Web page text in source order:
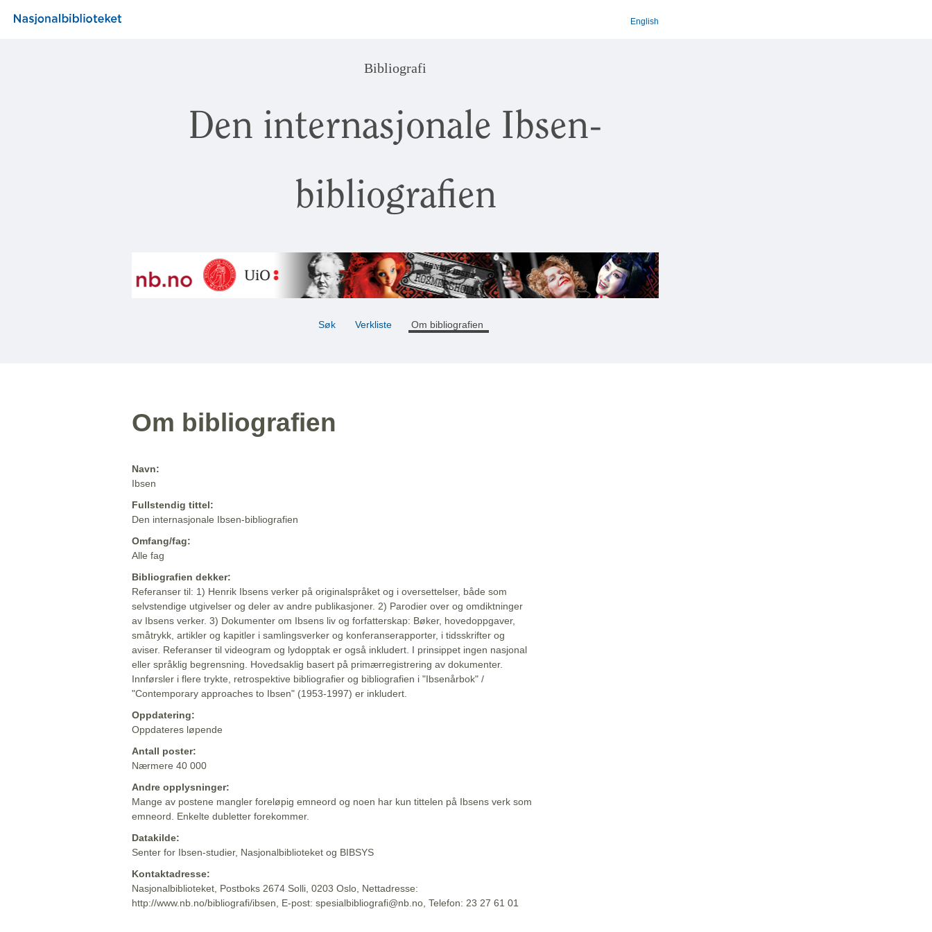
English
Bibliografi
Den internasjonale Ibsen-
bibliografien
Søk Verkliste Om bibliografien
Om bibliografien
Navn:
Ibsen
Fullstendig tittel:
Den internasjonale Ibsen-bibliografien
Omfang/fag:
Alle fag
Bibliografien dekker:
Referanser til: 1) Henrik Ibsens verker på originalspråket og i oversettelser, både som
selvstendige utgivelser og deler av andre publikasjoner. 2) Parodier over og omdiktninger
av Ibsens verker. 3) Dokumenter om Ibsens liv og forfatterskap: Bøker, hovedoppgaver,
småtrykk, artikler og kapitler i samlingsverker og konferanserapporter, i tidsskrifter og
aviser. Referanser til videogram og lydopptak er også inkludert. I prinsippet ingen nasjonal
eller språklig begrensning. Hovedsaklig basert på primærregistrering av dokumenter.
Innførsler i flere trykte, retrospektive bibliografier og bibliografien i "Ibsenårbok" /
"Contemporary approaches to Ibsen" (1953-1997) er inkludert.
Oppdatering:
Oppdateres løpende
Antall poster:
Nærmere 40 000
Andre opplysninger:
Mange av postene mangler foreløpig emneord og noen har kun tittelen på Ibsens verk som
emneord. Enkelte dubletter forekommer.
Datakilde:
Senter for Ibsen-studier, Nasjonalbiblioteket og BIBSYS
Kontaktadresse:
Nasjonalbiblioteket, Postboks 2674 Solli, 0203 Oslo, Nettadresse:
http://www.nb.no/bibliografi/ibsen, E-post: spesialbibliografi@nb.no, Telefon: 23 27 61 01